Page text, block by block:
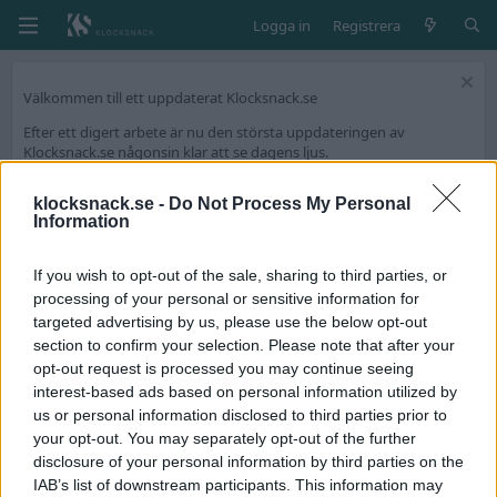
klocksnack.se - Do Not Process My Personal
Information
If you wish to opt-out of the sale, sharing to third parties, or
processing of your personal or sensitive information for
targeted advertising by us, please use the below opt-out
section to confirm your selection. Please note that after your
opt-out request is processed you may continue seeing
interest-based ads based on personal information utilized by
us or personal information disclosed to third parties prior to
your opt-out. You may separately opt-out of the further
disclosure of your personal information by third parties on the
IAB’s list of downstream participants. This information may
Logga in Registrera
Välkommen till ett uppdaterat Klocksnack.se
Efter ett digert arbete är nu den största uppdateringen av
Klocksnack.se någonsin klar att se dagens ljus.
allt fyllt med nya funktioner.
Vi har skapat en tråd på diskussionsdelen för feedback och tekniska
Tack för att ni är med och skapar Skandinaviens bästa klockforum!
/Hook & Leben
Medlemmar
Alexander1234
Födelsedag
7 Maj 2005 (Ålder: 21)